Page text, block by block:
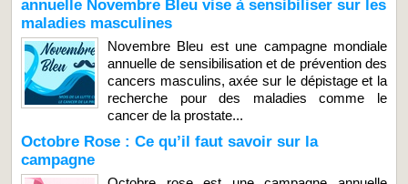
annuelle Novembre Bleu vise à sensibiliser sur les
maladies masculines
Novembre Bleu est une campagne mondiale
annuelle de sensibilisation et de prévention des
cancers masculins, axée sur le dépistage et la
recherche pour des maladies comme le
cancer de la prostate...
Octobre Rose : Ce qu’il faut savoir sur la
campagne